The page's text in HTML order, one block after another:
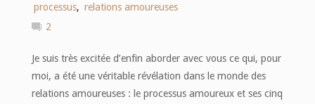
processus, relations amoureuses
2
Je suis très excitée d’enfin aborder avec vous ce qui, pour
moi, a été une véritable révélation dans le monde des
relations amoureuses : le processus amoureux et ses cinq